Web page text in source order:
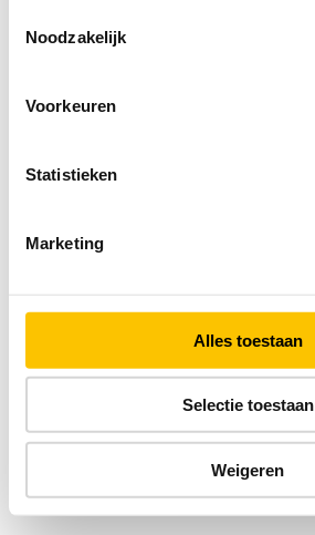
Noodzakelijk
Voorkeuren
Statistieken
Marketing
Alles toestaan
Selectie toestaan
Weigeren